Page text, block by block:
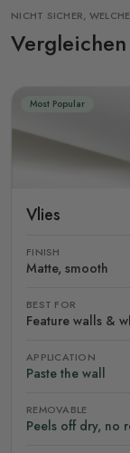
NICHT SICHER,
Most Popular
Vlies
FINISH
Matte, smooth
BEST FOR
Feature walls &
APPLICATION
Paste the wall
REMOVABLE
Peels off dry, no